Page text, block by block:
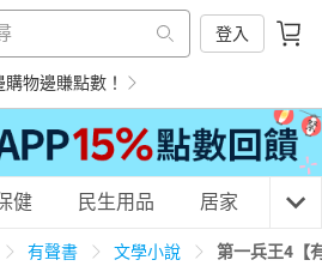
登入
物邊賺點數！
健 民生用品 居家 3C
有聲書 文學小說 第一兵王4【